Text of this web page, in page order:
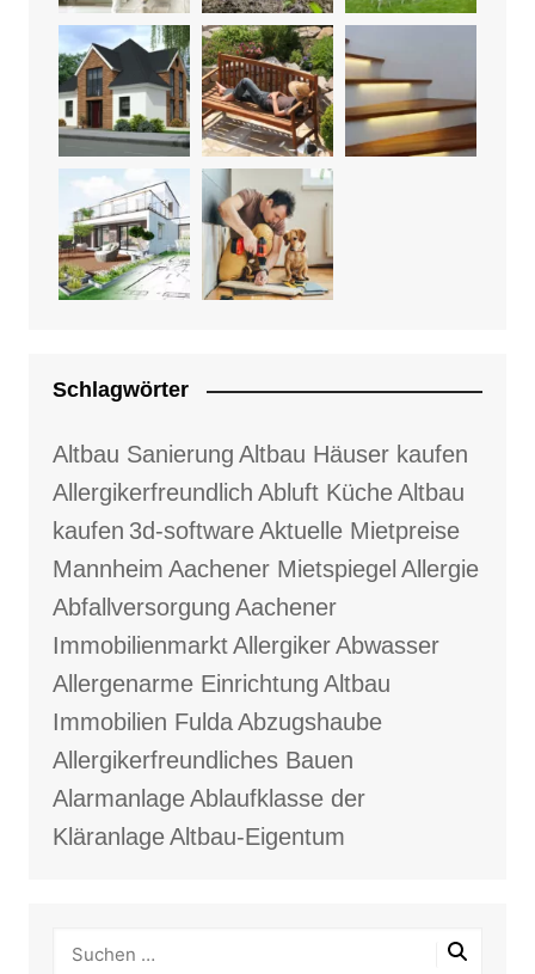
Schlagwörter
Altbau Sanierung Altbau Häuser kaufen
Allergikerfreundlich Abluft KücheAltbau
kaufen 3d-softwareAktuelle Mietpreise
Mannheim Aachener Mietspiegel Allergie
Abfallversorgung Aachener
ImmobilienmarktAllergikerAbwasser
Allergenarme Einrichtung Altbau
Immobilien FuldaAbzugshaube
Allergikerfreundliches Bauen
AlarmanlageAblaufklasse der
KläranlageAltbau-Eigentum